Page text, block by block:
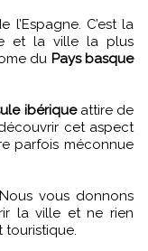
l’Espagne. C’est la
et la ville la plus
du Pays basque
ibérique attire de
cet aspect
parfois méconnue
vous donnons
la ville et ne rien
touristique.